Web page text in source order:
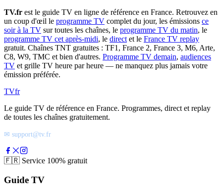
TV.fr est le guide TV en ligne de référence en France. Retrouvez en
un coup d'œil le programme TV complet du jour, les émissions ce
soir à la TV sur toutes les chaînes, le programme TV du matin, le
programme TV cet après-midi, le direct et le France TV replay
gratuit. Chaînes TNT gratuites : TF1, France 2, France 3, M6, Arte,
C8, W9, TMC et bien d'autres. Programme TV demain, audiences
TV et grille TV heure par heure — ne manquez plus jamais votre
émission préférée.
TVfr
Le guide TV de référence en France. Programmes, direct et replay
de toutes les chaînes gratuitement.
✉ support@tv.fr
🇫🇷 Service 100% gratuit
Guide TV